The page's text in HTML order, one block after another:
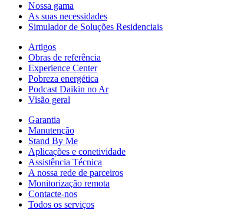
Nossa gama
As suas necessidades
Simulador de Soluções Residenciais
Artigos
Obras de referência
Experience Center
Pobreza energética
Podcast Daikin no Ar
Visão geral
Garantia
Manutenção
Stand By Me
Aplicações e conetividade
Assistência Técnica
A nossa rede de parceiros
Monitorização remota
Contacte-nos
Todos os serviços